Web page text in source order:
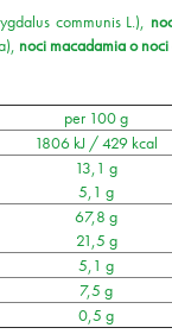
communis L.),
noci macadamia o
per 100 g
1806 kJ / 429 kcal
13,1 g
5,1 g
67,8 g
21,5 g
5,1 g
7,5 g
0,5 g